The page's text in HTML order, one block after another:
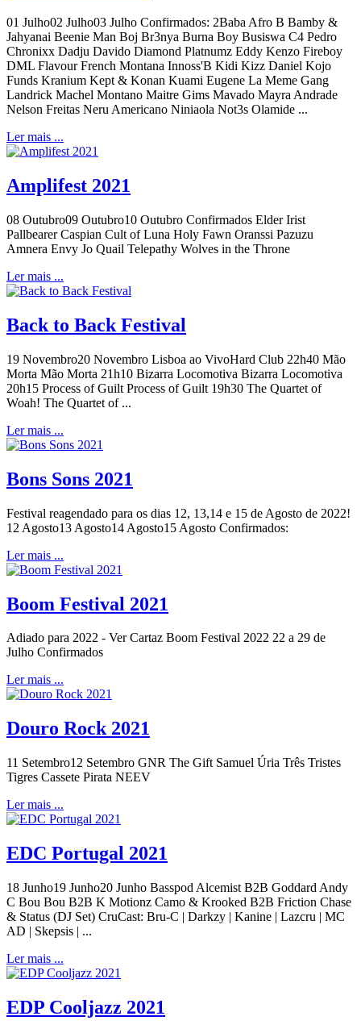
01 Julho02 Julho03 Julho Confirmados: 2Baba Afro B Bamby &
Jahyanai Beenie Man Boj Br3nya Burna Boy Busiswa C4 Pedro
Chronixx Dadju Davido Diamond Platnumz Eddy Kenzo Fireboy
DML Flavour French Montana Innoss'B Kidi Kizz Daniel Kojo
Funds Kranium Kept & Konan Kuami Eugene La Meme Gang
Landrick Machel Montano Maitre Gims Mavado Mayra Andrade
Nelson Freitas Neru Americano Niniaola Not3s Olamide ...
Ler mais ...
Amplifest 2021
08 Outubro09 Outubro10 Outubro Confirmados Elder Irist
Pallbearer Caspian Cult of Luna Holy Fawn Oranssi Pazuzu
Amnera Envy Jo Quail Telepathy Wolves in the Throne
Ler mais ...
Back to Back Festival
19 Novembro20 Novembro Lisboa ao VivoHard Club 22h40 Mão
Morta Mão Morta 21h10 Bizarra Locomotiva Bizarra Locomotiva
20h15 Process of Guilt Process of Guilt 19h30 The Quartet of
Woah! The Quartet of ...
Ler mais ...
Bons Sons 2021
Festival reagendado para os dias 12, 13,14 e 15 de Agosto de 2022!
12 Agosto13 Agosto14 Agosto15 Agosto Confirmados:
Ler mais ...
Boom Festival 2021
Adiado para 2022 - Ver Cartaz Boom Festival 2022 22 a 29 de
Julho Confirmados
Ler mais ...
Douro Rock 2021
11 Setembro12 Setembro GNR The Gift Samuel Úria Três Tristes
Tigres Cassete Pirata NEEV
Ler mais ...
EDC Portugal 2021
18 Junho19 Junho20 Junho Basspod Alcemist B2B Goddard Andy
C Bou Bou B2B K Motionz Camo & Krooked B2B Friction Chase
& Status (DJ Set) CruCast: Bru-C | Darkzy | Kanine | Lazcru | MC
AD | Skepsis | ...
Ler mais ...
EDP Cooljazz 2021